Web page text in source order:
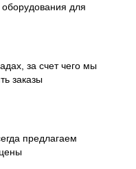
для
за счет чего мы
заказы
предлагаем